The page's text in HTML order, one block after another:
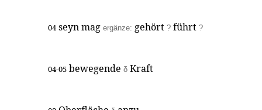
04 seyn mag ergänze: gehört ? führt ?
04-05 bewegende δ Kraft